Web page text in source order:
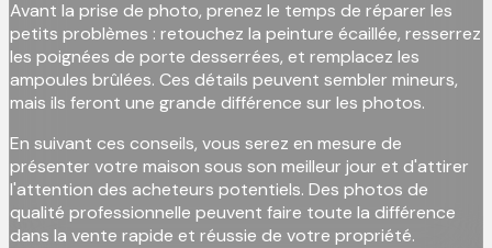
Avant la prise de photo, prenez le temps de réparer les
petits problèmes : retouchez la peinture écaillée, resserrez
les poignées de porte desserrées, et remplacez les
ampoules brûlées. Ces détails peuvent sembler mineurs,
mais ils feront une grande différence sur les photos.
En suivant ces conseils, vous serez en mesure de
présenter votre maison sous son meilleur jour et d'attirer
l'attention des acheteurs potentiels. Des photos de
qualité professionnelle peuvent faire toute la différence
dans la vente rapide et réussie de votre propriété.